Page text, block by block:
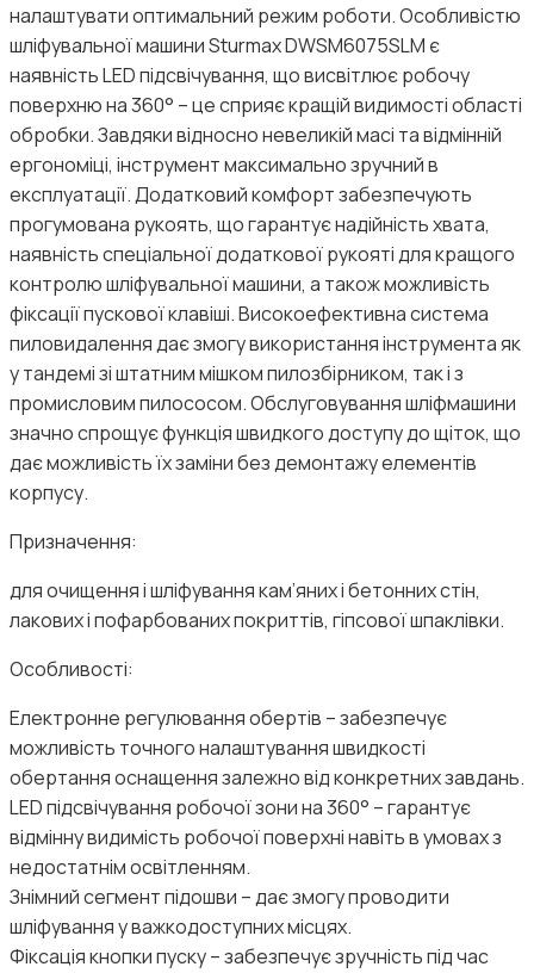
налаштувати оптимальний режим роботи. Особливістю
шліфувальної машини Sturmax DWSM6075SLM є
наявність LED підсвічування, що висвітлює робочу
поверхню на 360° – це сприяє кращій видимості області
обробки. Завдяки відносно невеликій масі та відмінній
ергономіці, інструмент максимально зручний в
експлуатації. Додатковий комфорт забезпечують
прогумована рукоять, що гарантує надійність хвата,
наявність спеціальної додаткової рукояті для кращого
контролю шліфувальної машини, а також можливість
фіксації пускової клавіші. Високоефективна система
пиловидалення дає змогу використання інструмента як
у тандемі зі штатним мішком пилозбірником, так і з
промисловим пилососом. Обслуговування шліфмашини
значно спрощує функція швидкого доступу до щіток, що
дає можливість їх заміни без демонтажу елементів
корпусу.
Призначення:
для очищення і шліфування кам’яних і бетонних стін,
лакових і пофарбованих покриттів, гіпсової шпаклівки.
Особливості:
Електронне регулювання обертів – забезпечує
можливість точного налаштування швидкості
обертання оснащення залежно від конкретних завдань.
LED підсвічування робочої зони на 360° – гарантує
відмінну видимість робочої поверхні навіть в умовах з
недостатнім освітленням.
Знімний сегмент підошви – дає змогу проводити
шліфування у важкодоступних місцях.
Фіксація кнопки пуску – забезпечує зручність під час